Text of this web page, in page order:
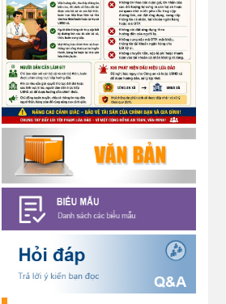
15/05/2026) và kỷ niệm 136
năm ngày sinh Chủ tịch Hồ Chí
Minh (19/05/1890 –
19/05/2026).
(14/05/2026)
Thông báo tiếp nhận phản ánh,
kiến nghị về quy định thủ tục hành
chính
(07/08/2026)
Thông báo về thực hiện Luật
tương trợ tư pháp về dân sự và
các văn bản quy định chi tiết,
hướng dẫn thi hành
(04/08/2026)